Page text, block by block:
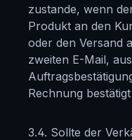
zustande, wenn
Produkt an den
oder den Versand
zweiten E-Mail,
Rechnung
3.4. Sollte der